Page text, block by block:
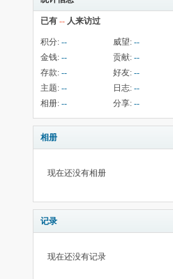
已有 -- 人来访过
积分: -- 威望: --
金钱: -- 贡献: --
存款: -- 好友: --
主题: -- 日志: --
相册: -- 分享: --
相册
现在还没有相册
记录
现在还没有记录